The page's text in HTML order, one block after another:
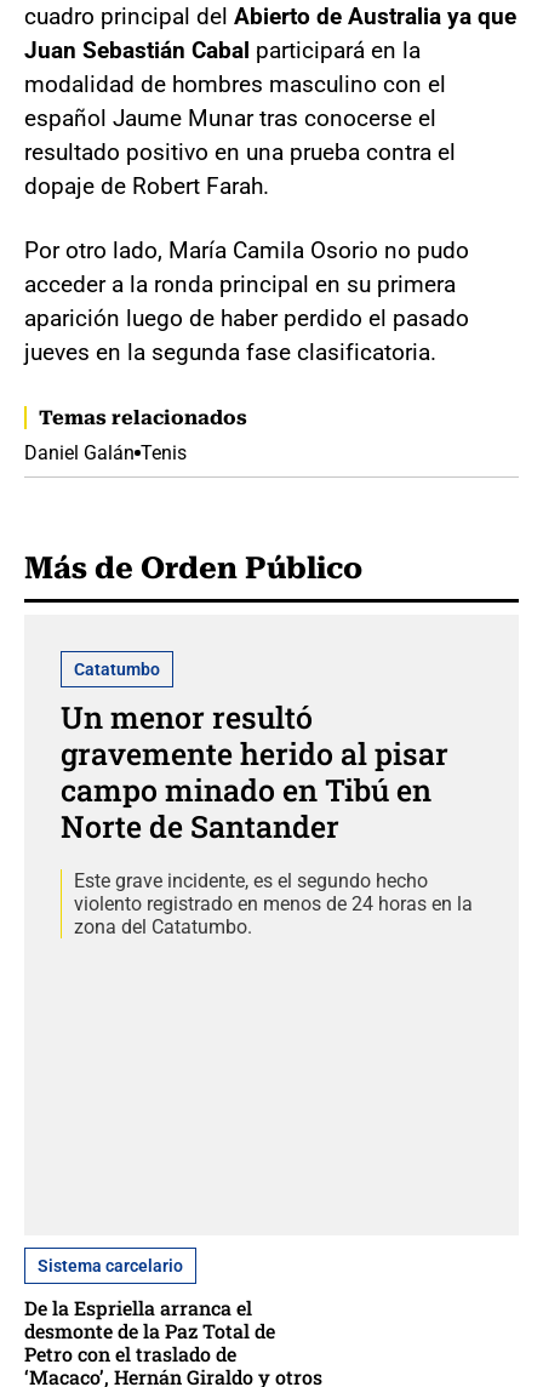
cuadro principal del Abierto de Australia ya que
Juan Sebastián Cabal participará en la
modalidad de hombres masculino con el
español Jaume Munar tras conocerse el
resultado positivo en una prueba contra el
dopaje de Robert Farah.
Por otro lado, María Camila Osorio no pudo
acceder a la ronda principal en su primera
aparición luego de haber perdido el pasado
jueves en la segunda fase clasificatoria.
Temas relacionados
Daniel Galán Tenis
Más de Orden Público
Catatumbo
Un menor resultó
gravemente herido al pisar
campo minado en Tibú en
Norte de Santander
Este grave incidente, es el segundo hecho
violento registrado en menos de 24 horas en la
zona del Catatumbo.
Sistema carcelario
De la Espriella arranca el
desmonte de la Paz Total de
Petro con el traslado de
‘Macaco’, Hernán Giraldo y otros